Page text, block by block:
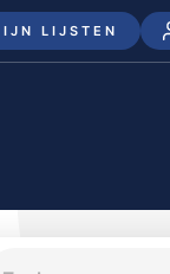
LIJSTEN
Disney+